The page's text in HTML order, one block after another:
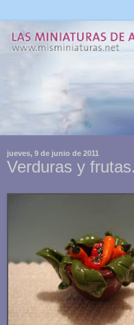
jueves, 9 de junio de 2011
Verduras y